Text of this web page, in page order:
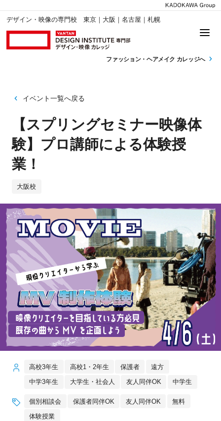
デザイン・映像の専門校 東京｜大阪｜名古屋｜札幌
ファッション・ ヘアメイク カレッジへ
イベント一覧へ戻る
【スプリングセミナー映像体
験】プロ講師による体験授
業！
大阪校
高校3年生 高校1・2年生 保護者 遠方
中学3年生 大学生・社会人 友人同伴OK 中学生
個別相談会 保護者同伴OK 友人同伴OK 無料
体験授業